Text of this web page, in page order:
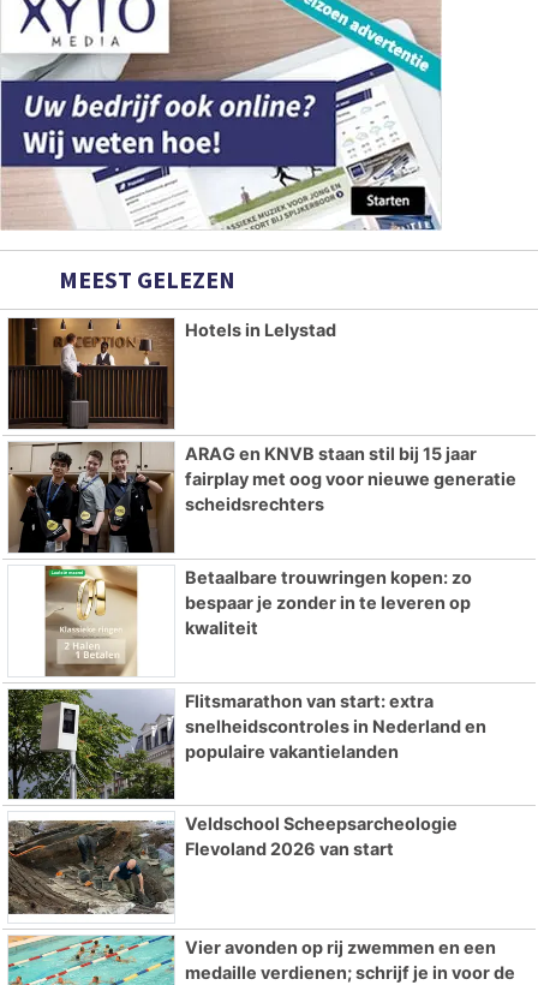
MEEST GELEZEN
Hotels in Lelystad
ARAG en KNVB staan stil bij 15 jaar
fairplay met oog voor nieuwe generatie
scheidsrechters
Betaalbare trouwringen kopen: zo
bespaar je zonder in te leveren op
kwaliteit
Flitsmarathon van start: extra
snelheidscontroles in Nederland en
populaire vakantielanden
Veldschool Scheepsarcheologie
Flevoland 2026 van start
Vier avonden op rij zwemmen en een
medaille verdienen; schrijf je in voor de